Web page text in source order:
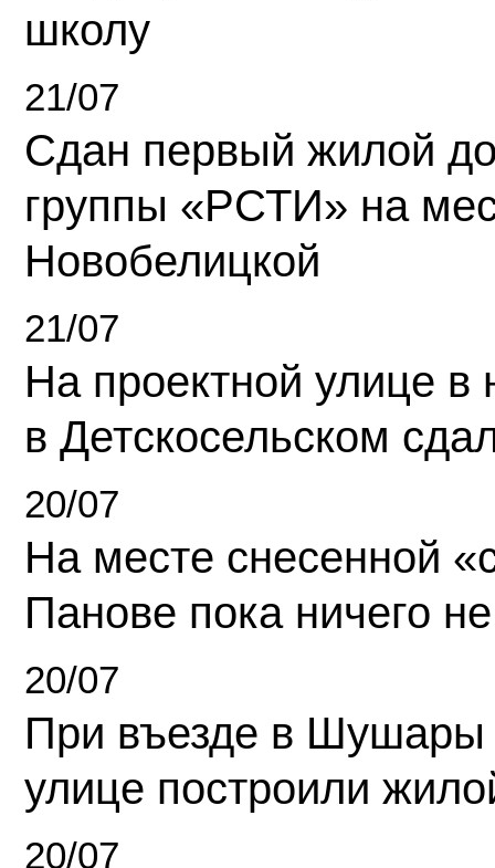
школу
21/07
Сдан первый жилой
группы «РСТИ» на
Новобелицкой
21/07
На проектной улице
в Детскосельском
20/07
На месте снесенной
Панове пока ничего
20/07
При въезде в Шушары
улице построили
20/07